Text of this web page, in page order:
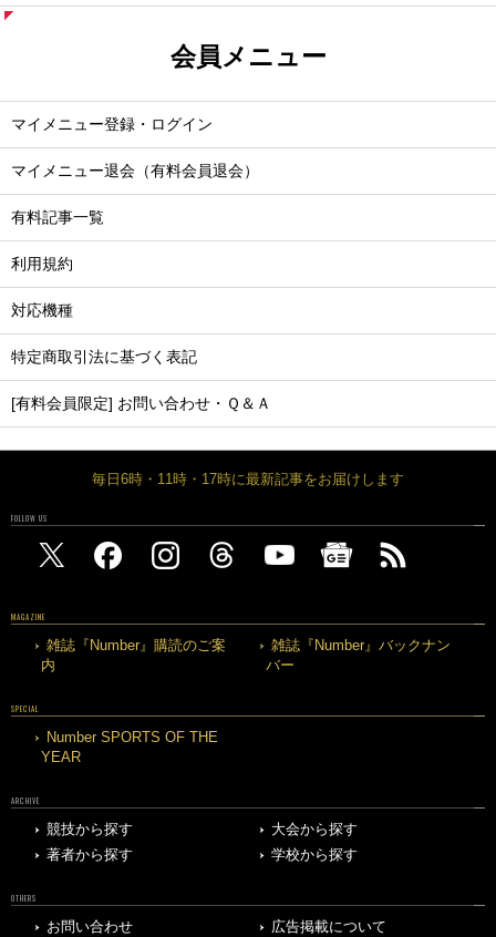
会員メニュー
マイメニュー登録・ログイン
マイメニュー退会（有料会員退会）
有料記事一覧
利用規約
対応機種
特定商取引法に基づく表記
[有料会員限定] お問い合わせ・Ｑ＆Ａ
毎日6時・11時・17時に最新記事をお届けします
FOLLOW US
MAGAZINE
雑誌『Number』購読のご案
内
雑誌『Number』バックナン
バー
SPECIAL
Number SPORTS OF THE
YEAR
ARCHIVE
競技から探す
大会から探す
著者から探す
学校から探す
OTHERS
お問い合わせ 広告掲載について